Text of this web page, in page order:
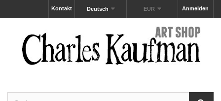
Anmelden
EUR
Deutsch
Kontakt